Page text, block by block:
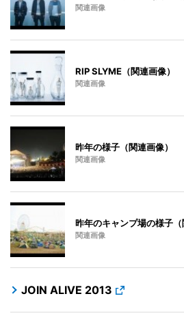
関連画像
RIP SLYME（関連画像）
関連画像
昨年の様子（関連画像）
関連画像
昨年のキャンプ場の様子（
関連画像
JOIN ALIVE 2013